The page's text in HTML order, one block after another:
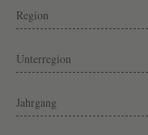
Region
Unterregion
Jahrgang